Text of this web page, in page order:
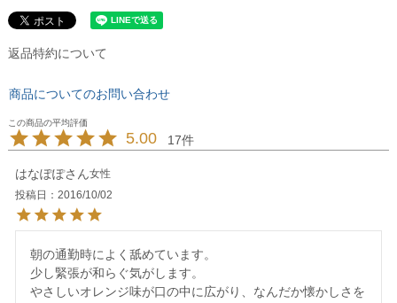
返品特約について
商品についてのお問い合わせ
5.00 17
はなぽぽ
女性
投稿日
2016/10/02
朝の通勤時によく舐めています。
少し緊張が和らぐ気がします。
やさしいオレンジ味が口の中に広がり、なんだか懐かしさを